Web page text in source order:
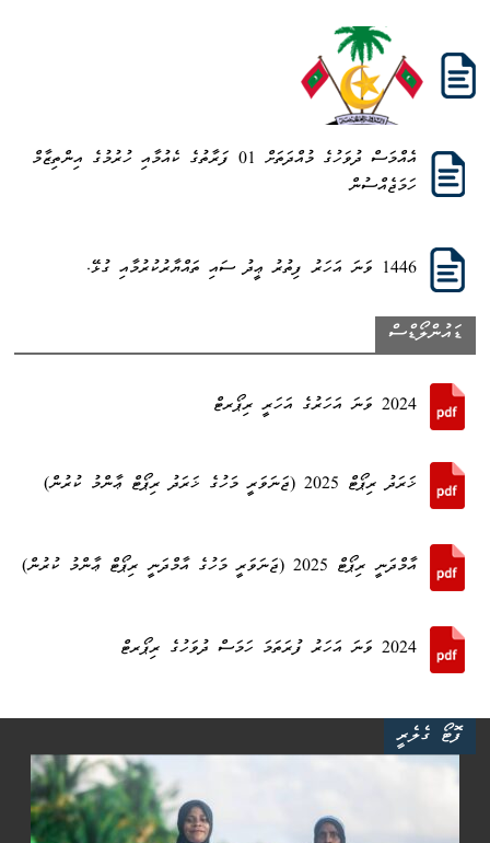
އެއްމަސް ދުވަހުގެ މުއްދަތަށް 01 ފަރާތުގެ ކެއުމާއި ހުރުމުގެ އިންތިޒާމް
ހަމަޖެއްސުން
1446 ވަނަ އަހަރު ފިތުރު ޢީދު ސައި ތައްޔާރުކުރުމާއި ގުޅޭ.
ޑައުންލޯޑްސް
2024 ވަނަ އަހަރުގެ އަހަރީ ރިޕޯރޓް
ޚަރަދު ރިޕޯޓް 2025 (ޖަނަވަރީ މަހުގެ ޚަރަދު ރިޕޯޓް ޢާންމު ކުރުން)
އާމްދަނީ ރިޕޯޓް 2025 (ޖަނަވަރީ މަހުގެ އާމްދަނީ ރިޕޯޓް ޢާންމު ކުރުން)
2024 ވަނަ އަހަރު ފުރަތަމަ ހަމަސް ދުވަހުގެ ރިޕޯރޓް
ފޮޓޯ ގެލެރީ